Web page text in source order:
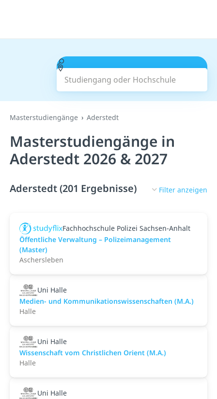
Studiengang oder Hochschule
Suchen
Masterstudiengänge Aderstedt
Masterstudiengänge in
Aderstedt 2026 & 2027
Aderstedt (201 Ergebnisse) Filter anzeigen
Fachhochschule Polizei Sachsen-Anhalt
Öffentliche Verwaltung – Polizeimanagement
(Master)
Aschersleben
Uni Halle
Medien- und Kommunikationswissenschaften (M.A.)
Halle
Uni Halle
Wissenschaft vom Christlichen Orient (M.A.)
Halle
Uni Halle